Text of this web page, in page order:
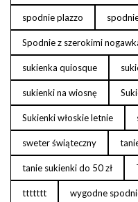
spodnie plazzo
Spodnie z szerokimi
sukienka quiosque
sukienki na wiosnę
Sukienki włoskie letnie
sweter świąteczny
tanie sukienki do 50 zł
ttttttt wygodne